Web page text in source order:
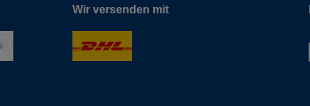
Wir versenden mit